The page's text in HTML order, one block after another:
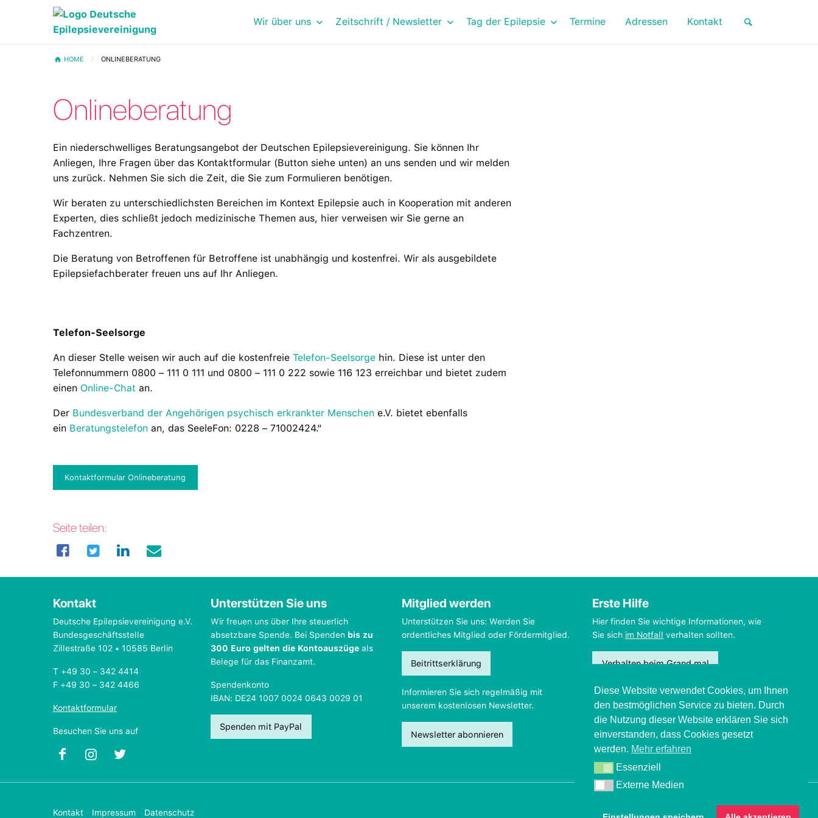
Wir über uns Zeitschrift / Newsletter Tag der Epilepsie Termine Adressen Kontakt
HOME ONLINEBERATUNG
Onlineberatung
Ein niederschwelliges Beratungsangebot der Deutschen Epilepsievereinigung. Sie können Ihr
Anliegen, Ihre Fragen über das Kontaktformular (Button siehe unten) an uns senden und wir melden
uns zurück. Nehmen Sie sich die Zeit, die Sie zum Formulieren benötigen.
Wir beraten zu unterschiedlichsten Bereichen im Kontext Epilepsie auch in Kooperation mit anderen
Experten, dies schließt jedoch medizinische Themen aus, hier verweisen wir Sie gerne an
Fachzentren.
Die Beratung von Betroffenen für Betroffene ist unabhängig und kostenfrei. Wir als ausgebildete
Epilepsiefachberater freuen uns auf Ihr Anliegen.
Telefon-Seelsorge
An dieser Stelle weisen wir auch auf die kostenfreie Telefon-Seelsorge hin. Diese ist unter den
Telefonnummern 0800 – 111 0 111 und 0800 – 111 0 222 sowie 116 123 erreichbar und bietet zudem
einen Online-Chat an.
Der Bundesverband der Angehörigen psychisch erkrankter Menschen e.V. bietet ebenfalls
ein Beratungstelefon an, das SeeleFon: 0228 – 71002424.“
Kontaktformular Onlineberatung
Seite teilen:
Kontakt
Deutsche Epilepsievereinigung e.V.
Bundesgeschäftsstelle
Zillestraße 102 • 10585 Berlin
T +49 30 – 342 4414
F +49 30 – 342 4466
Kontaktformular
Besuchen Sie uns auf
Unterstützen Sie uns
Wir freuen uns über Ihre steuerlich
absetzbare Spende. Bei Spenden bis zu
300 Euro gelten die Kontoauszüge als
Belege für das Finanzamt.
Spendenkonto
IBAN: DE24 1007 0024 0643 0029 01
Spenden mit PayPal
Mitglied werden
Unterstützen Sie uns: Werden Sie
ordentliches Mitglied oder Fördermitglied.
Beitrittserklärung
Informieren Sie sich regelmäßig mit
unserem kostenlosen Newsletter.
Newsletter abonnieren
Erste Hilfe
Hier finden Sie wichtige Informationen, wie
Sie sich im Notfall verhalten sollten.
Verhalten beim Grand mal
Kontakt Impressum Datenschutz
Diese Website verwendet Cookies, um Ihnen
den bestmöglichen Service zu bieten. Durch
die Nutzung dieser Website erklären Sie sich
einverstanden, dass Cookies gesetzt
werden. Mehr erfahren
EssenziellEssenziell
Externe Medien
Externe Medien